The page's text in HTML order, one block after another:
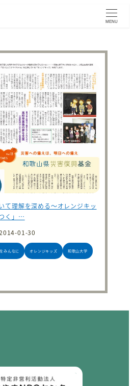
MENU
て理解を深める～オレンジキッ
く」…
01-30
みんなに オレンジキッズ 和歌山大学